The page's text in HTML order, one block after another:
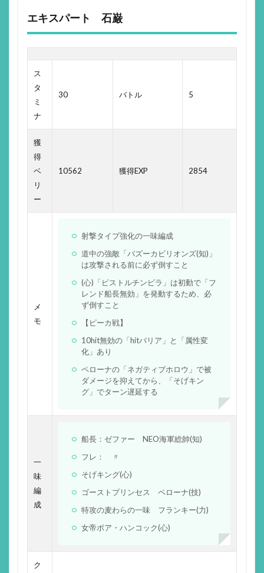
エキスパート 石巌
ス
タ
ミ
ナ
30 バトル 5
獲
得
ベ
リ
ー
10562 獲得EXP 2854
メ
モ
射撃タイプ強化の一味編成
道中の強敵「バズーカビリオンズ(知)」
は攻撃される前に必ず倒すこと
(心)「ピストルチンピラ」は初動で「フ
レンド船長無効」を発動するため、必
ず倒すこと
【ピーカ戦】
10hit無効の「hitバリア」と「属性変
化」あり
ペローナの「ネガティブホロウ」で被
ダメージを抑えてから、「そげキン
グ」でターン遅延する
一
味
編
成
船長：ゼファー NEO海軍総帥(知)
フレ： 〃
そげキング(心)
ゴーストプリンセス ペローナ(技)
特攻の麦わらの一味 フランキー(力)
女帝ボア・ハンコック(心)
ク